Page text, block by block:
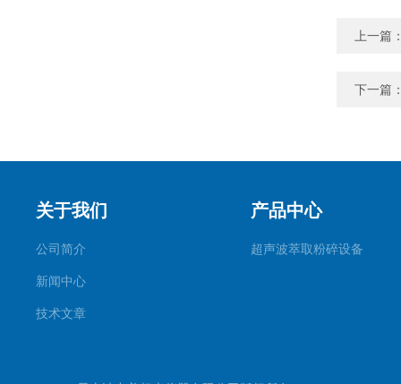
上一篇
下一篇
关于我们
公司简介
新闻中心
技术文章
产品中心
超声波萃取粉碎设备